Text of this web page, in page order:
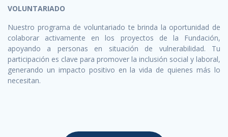
VOLUNTARIADO
Nuestro programa de voluntariado te brinda la oportunidad de
colaborar activamente en los proyectos de la Fundación,
apoyando a personas en situación de vulnerabilidad. Tu
participación es clave para promover la inclusión social y laboral,
generando un impacto positivo en la vida de quienes más lo
necesitan.